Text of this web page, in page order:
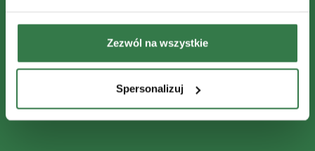
Zezwól na wszystkie
Spersonalizuj